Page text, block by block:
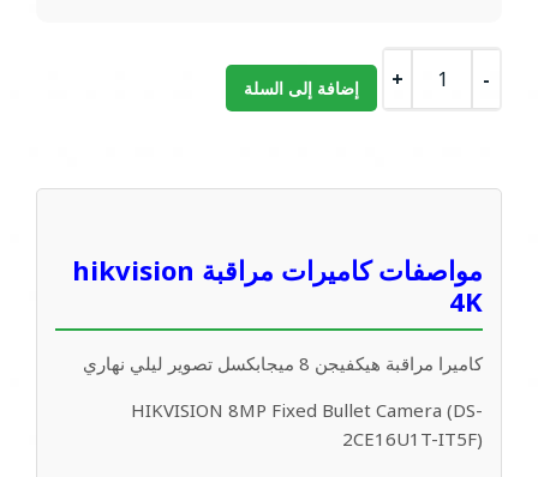
-
كمية
كاميرات
4K
عدد
+ إضافة إلى السلة
مواصفات كاميرات مراقبة hikvision
4K
كاميرا مراقبة هيكفيجن 8 ميجابكسل تصوير ليلي نهاري
HIKVISION 8MP Fixed Bullet Camera (DS-
2CE16U1T-IT5F)